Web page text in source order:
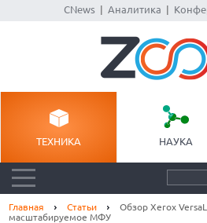
CNews| Аналитика
ТЕХНИКА НАУКА
Главная Статьи
Обзор Xerox
масштабируемое МФУ